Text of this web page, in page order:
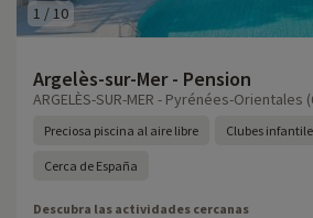
1 / 10
Argelès-sur-Mer - Pension
ARGELÈS-SUR-MER - Pyrénées-Orientales
Preciosa piscina al aire libre Clubes
Cerca de España
Descubra las actividades cercanas